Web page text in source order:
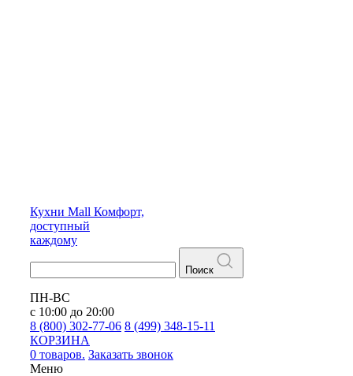
Кухни Mall Комфорт,
доступный
каждому
Поиск
ПН-ВС
с 10:00 до 20:00
8 (800) 302-77-06 8 (499) 348-15-11
КОРЗИНА
0 товаров. Заказать звонок
Меню